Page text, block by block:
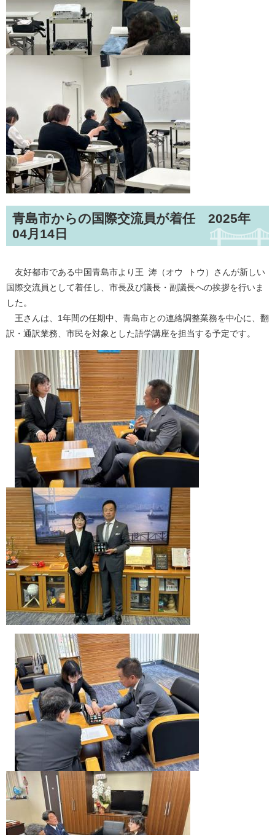
青島市からの国際交流員が着任 2025年
04月14日
友好都市である中国青島市より王 涛（オウ トウ）さんが新しい
国際交流員として着任し、市長及び議長・副議長への挨拶を行いま
した。
王さんは、1年間の任期中、青島市との連絡調整業務を中心に、翻
訳・通訳業務、市民を対象とした語学講座を担当する予定です。